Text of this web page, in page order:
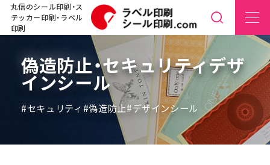
丸信のシール印刷・ス
テッカー印刷・ラベル
印刷
偽造防止・セキュリティデザ
インシール
#セキュリティ #偽造防止#デザインシール